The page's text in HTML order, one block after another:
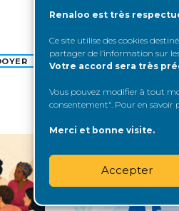
Renaloo est très
Ce site utilise des cookies
partager de l’information sur
Votre accord sera très
Vous pouvez modifier à tout
consentement". Pour en savoir
Merci et bonne visite.
Accepter